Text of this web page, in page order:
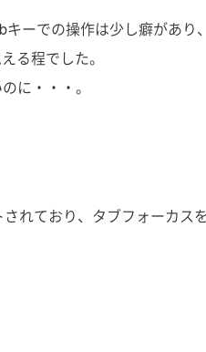
ーでの操作は少し癖があり
る程でした。
に・・・。
れており、タブフォーカス